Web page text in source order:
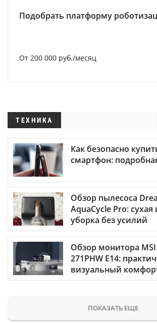
Подобрать платформу
От 200 000 руб./месяц
ТЕХНИКА
Как безопасно
смартфон:
Обзор пылесоса
AquaCycle Pro:
уборка без усилий
Обзор монитора MSI
271PHW E14:
визуальный
ПОКАЗАТЬ ЕЩЕ